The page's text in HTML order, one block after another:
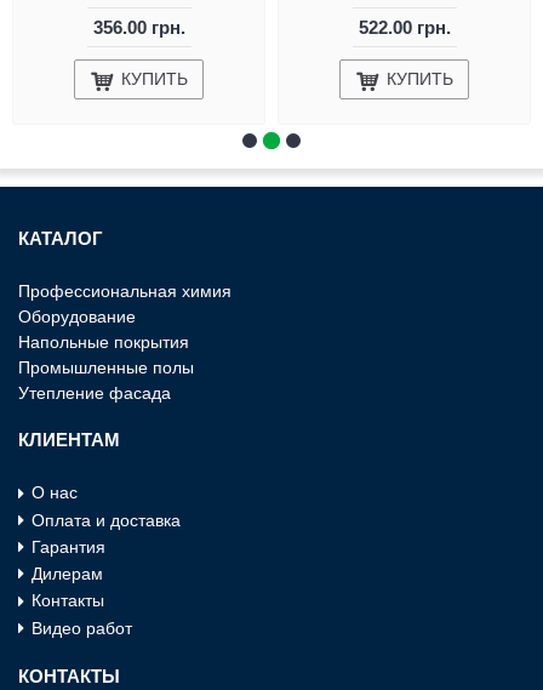
356.00 грн.
КУПИТЬ
522.00 грн.
КУПИТЬ
КАТАЛОГ
Профессиональная химия
Оборудование
Напольные покрытия
Промышленные полы
Утепление фасада
КЛИЕНТАМ
О нас
Оплата и доставка
Гарантия
Дилерам
Контакты
Видео работ
КОНТАКТЫ